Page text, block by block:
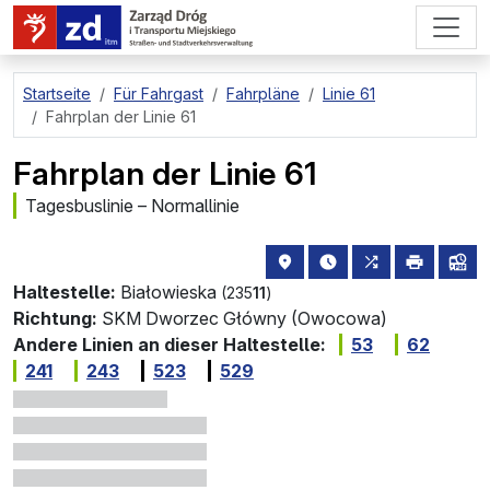
zum Hauptinhalt springen
Startseite Für Fahrgast Fahrpläne
Linie 61
Fahrplan der Linie 61
Fahrplan der Linie 61
Tagesbuslinie – Normallinie
Haltestelle: Białowieska (23511)
Haltestellenstandort auf
die nächsten
alle Linien,
drucken
Richtung: SKM Dworzec Główny (Owocowa)
Andere Linien an dieser Haltestelle:
53
62
241
243 523 529